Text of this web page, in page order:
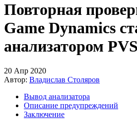
Повторная
Game Dynamics
анализатором
20 Апр 2020
Автор: Владислав Столяров
Вывод анализатора
Описание предупреждений
Заключение